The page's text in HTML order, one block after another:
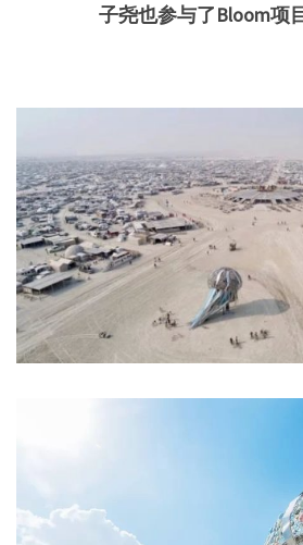
子尧也参与了Bloom项